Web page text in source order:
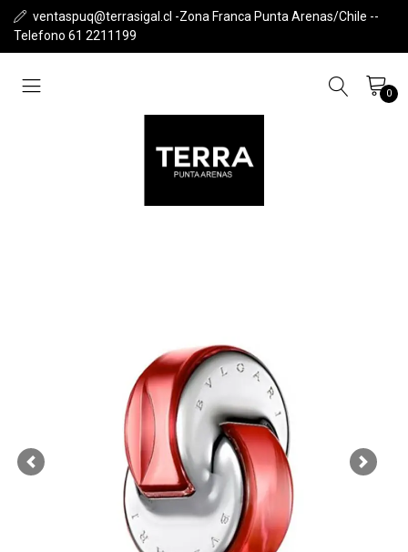
ventaspuq@terrasigal.cl -Zona Franca Punta Arenas/Chile --
Telefono 61 2211199
0
Previous Next